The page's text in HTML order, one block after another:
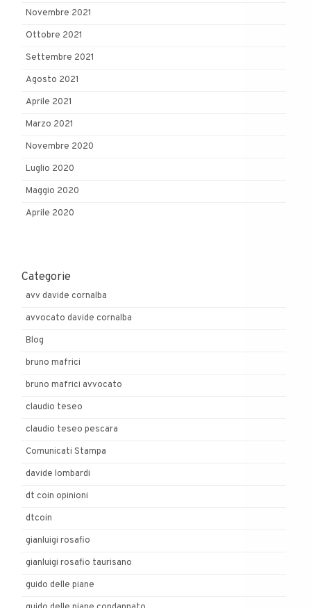
Novembre 2021
Ottobre 2021
Settembre 2021
Agosto 2021
Aprile 2021
Marzo 2021
Novembre 2020
Luglio 2020
Maggio 2020
Aprile 2020
Categorie
avv davide cornalba
avvocato davide cornalba
Blog
bruno mafrici
bruno mafrici avvocato
claudio teseo
claudio teseo pescara
Comunicati Stampa
davide lombardi
dt coin opinioni
dtcoin
gianluigi rosafio
gianluigi rosafio taurisano
guido delle piane